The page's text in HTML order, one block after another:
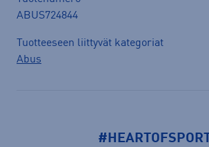
ABUS724844
Tuotteeseen liittyvät kategoriat
Abus
#HEARTOFSPORT